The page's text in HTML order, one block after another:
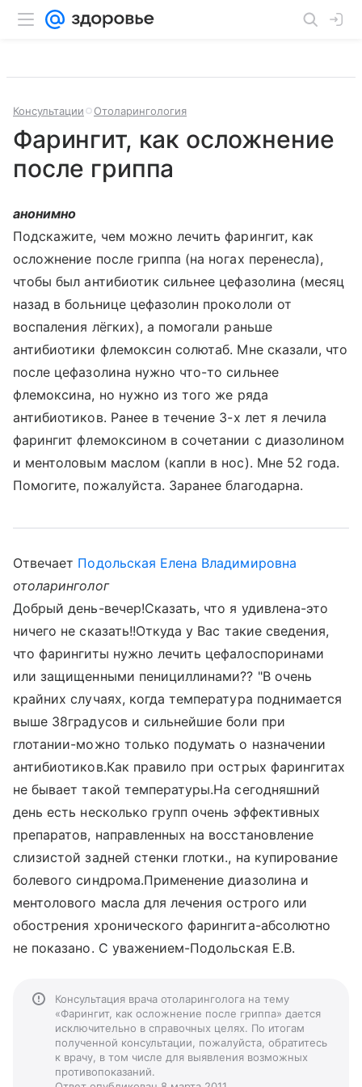
Консультации Отоларингология
Фарингит, как осложнение
после гриппа
анонимно
Подскажите, чем можно лечить фарингит, как
осложнение после гриппа (на ногах перенесла),
чтобы был антибиотик сильнее цефазолина (месяц
назад в больнице цефазолин прокололи от
воспаления лёгких), а помогали раньше
антибиотики флемоксин солютаб. Мне сказали, что
после цефазолина нужно что-то сильнее
флемоксина, но нужно из того же ряда
антибиотиков. Ранее в течение 3-х лет я лечила
фарингит флемоксином в сочетании с диазолином
и ментоловым маслом (капли в нос). Мне 52 года.
Помогите, пожалуйста. Заранее благодарна.
Отвечает Подольская Елена Владимировна
отоларинголог
Добрый день-вечер!Сказать, что я удивлена-это
ничего не сказать!!Откуда у Вас такие сведения,
что фарингиты нужно лечить цефалоспоринами
или защищенными пенициллинами?? "В очень
крайних случаях, когда температура поднимается
выше 38градусов и сильнейшие боли при
глотании-можно только подумать о назначении
антибиотиков.Как правило при острых фарингитах
не бывает такой температуры.На сегодняшний
день есть несколько групп очень эффективных
препаратов, направленных на восстановление
слизистой задней стенки глотки., на купирование
болевого синдрома.Применение диазолина и
ментолового масла для лечения острого или
обострения хронического фарингита-абсолютно
не показано. С уважением-Подольская Е.В.
Консультация врача отоларинголога на тему
«Фарингит, как осложнение после гриппа» дается
исключительно в справочных целях. По итогам
полученной консультации, пожалуйста, обратитесь
к врачу, в том числе для выявления возможных
противопоказаний.